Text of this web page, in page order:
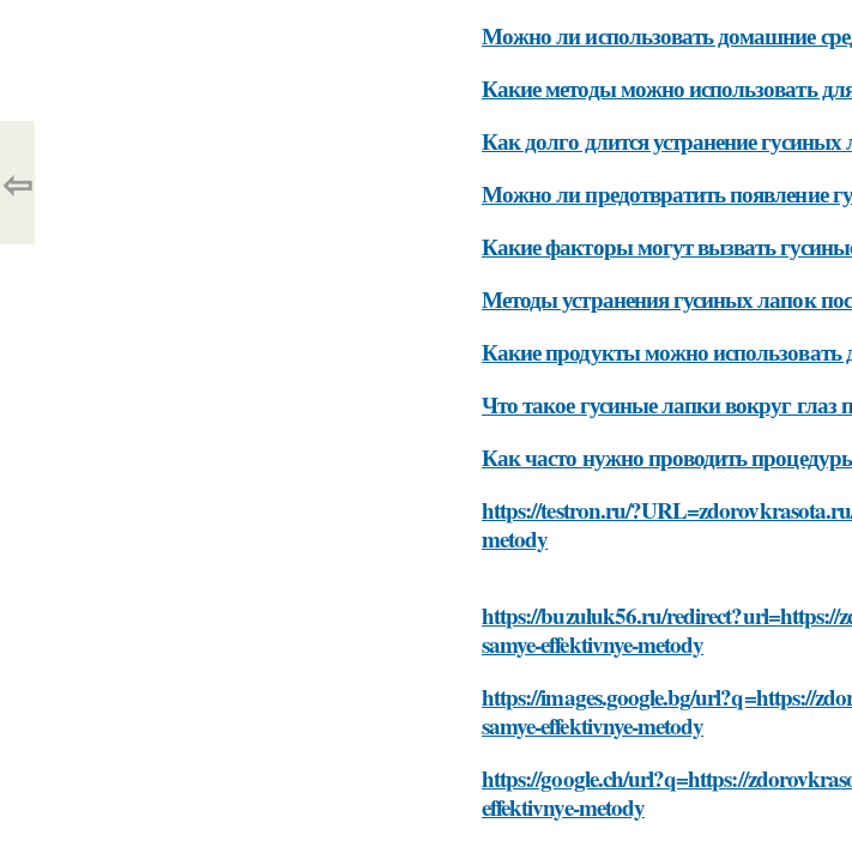
Можно ли использовать домашние
Какие методы можно использовать
Как долго длится устранение
Можно ли предотвратить появление
Какие факторы могут вызвать
Методы устранения гусиных лапок
Какие продукты можно использовать
Что такое гусиные лапки вокруг глаз
Как часто нужно проводить
https://testron.ru/
metody
https://buzuluk56.ru/redirect?url=https://
samye-effektivnye-metody
https://images.google.bg/url?q=https://
samye-effektivnye-metody
https://google.ch/url?q=https://
effektivnye-metody
⇦